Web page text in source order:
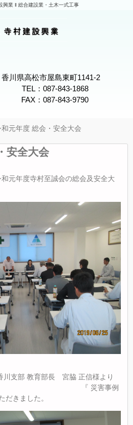
興業 ‖ 総合建設業・土木一式工事
高松市屋島東町1141-2
TEL：087-843-1868
FAX：087-843-9790
和元年度 総会・安全大会
安全大会
元年度寺村至誠会の総会及安全大
川支部 教育部長 宮脇 正信様より
害事例
だきました。